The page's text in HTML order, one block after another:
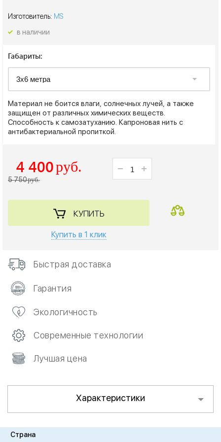
Изготовитель: MS
в наличии
Габариты:
Материал не боится влаги, солнечных лучей, а также
защищен от различных химических веществ.
Способность к самозатуханию. Капроновая нить с
антибактериальной пропиткой.
4 400 руб.
5 750руб.
КУПИТЬ
Купить в 1 клик
Быстрая доставка
Гарантия
Экологичность
Современные технологии
Лучшая цена
Характеристики
Страна